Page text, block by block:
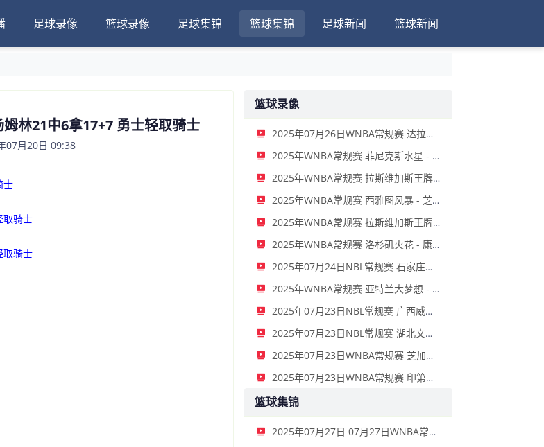
足球录像 篮球录像 足球集锦 篮球集锦 足球新闻 篮球新闻
林21中6拿17+7 勇士轻取骑士
月20日 09:38
士
取骑士
取骑士
篮球录像
2025年07月26日WNBA常规赛 达拉斯飞翼 - 金州女武神 全场录像
2025年WNBA常规赛 菲尼克斯水星 - 纽约自由人 全场录像
2025年WNBA常规赛 拉斯维加斯王牌 明尼苏达山猫 全场录像
2025年WNBA常规赛 西雅图风暴 - 芝加哥天空 全场录像
2025年WNBA常规赛 拉斯维加斯王牌 - 印第安纳狂热 全场录像
2025年WNBA常规赛 洛杉矶火花 - 康涅狄格太阳 全场录像
2025年07月24日NBL常规赛 石家庄翔蓝 - 合肥狂风峻茂 全场录像
2025年WNBA常规赛 亚特兰大梦想 - 菲尼克斯水星 全场录像
2025年07月23日NBL常规赛 广西威壮 - 香港金牛 全场录像
2025年07月23日NBL常规赛 湖北文旅 - 盐南苏科雄狮 全场录像
2025年07月23日WNBA常规赛 芝加哥天空 - 明尼苏达山猫 全场录像
2025年07月23日WNBA常规赛 印第安纳狂热 - 纽约自由人 全场录像
篮球集锦
2025年07月27日 07月27日WNBA常规赛 西雅图风暴58-69华盛顿神秘人 全场集锦